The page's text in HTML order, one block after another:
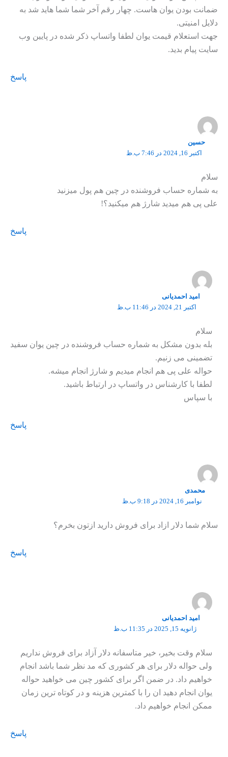
ضمانت بودن یوان هاست. چهار رقم آخر شما شما هاید شد به
دلایل امنیتی.
جهت استعلام قیمت یوان لطفا واتساپ ذکر شده در پایین وب
سایت پیام بدید.
پاسخ
حسین
اکتبر 16, 2024 در 7:46 ب.ظ
سلام
به شماره حساب فروشنده در چین هم پول میزنید
علی پی هم میدید شارژ هم میکنید؟!
پاسخ
امید احمدیانی
اکتبر 21, 2024 در 11:46 ب.ظ
سلام
بله بدون مشکل به شماره حساب فروشنده در چین یوان سفید
تضمینی می زنیم.
حواله علی پی هم انجام میدیم و شارژ انجام میشه.
لطفا با کارشناس در واتساپ در ارتباط باشید.
با سپاس
پاسخ
محمدی
نوامبر 16, 2024 در 9:18 ب.ظ
سلام شما دلار ازاد برای فروش دارید ازتون بخرم؟
پاسخ
امید احمدیانی
ژانویه 15, 2025 در 11:35 ب.ظ
سلام وقت بخیر، خیر متاسفانه دلار آزاد برای فروش نداریم
ولی حواله دلار برای هر کشوری که مد نظر شما باشد انجام
خواهیم داد. در ضمن اگر برای کشور چین می خواهید حواله
یوان انجام دهید ان را با کمترین هزینه و در کوتاه ترین زمان
ممکن انجام خواهیم داد.
پاسخ